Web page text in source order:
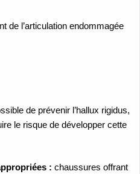
de l’articulation endommagée
de prévenir l’hallux rigidus,
le risque de développer cette
: chaussures offrant